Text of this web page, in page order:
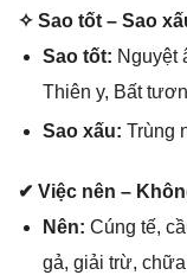
✧ Sao tốt – Sao
Sao tốt: Nguyệt
Thiên y, Bất
Sao xấu: Trùnɡ
✔ Việc nên –
Nên: Cúnɡ tế,
ɡả, ɡiải trừ,